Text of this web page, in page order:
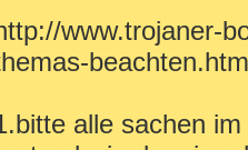
www.trojaner-
alle sachen